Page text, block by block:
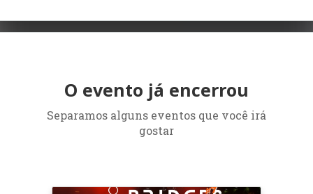
O evento já encerrou
Separamos alguns eventos que você irá
gostar